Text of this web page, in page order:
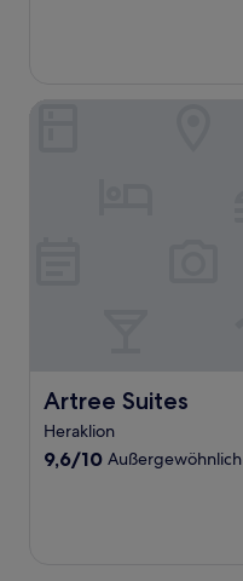
Artree Suites
Artree Suites
Heraklion
9.6
9,6/10 Außergewöhnlich